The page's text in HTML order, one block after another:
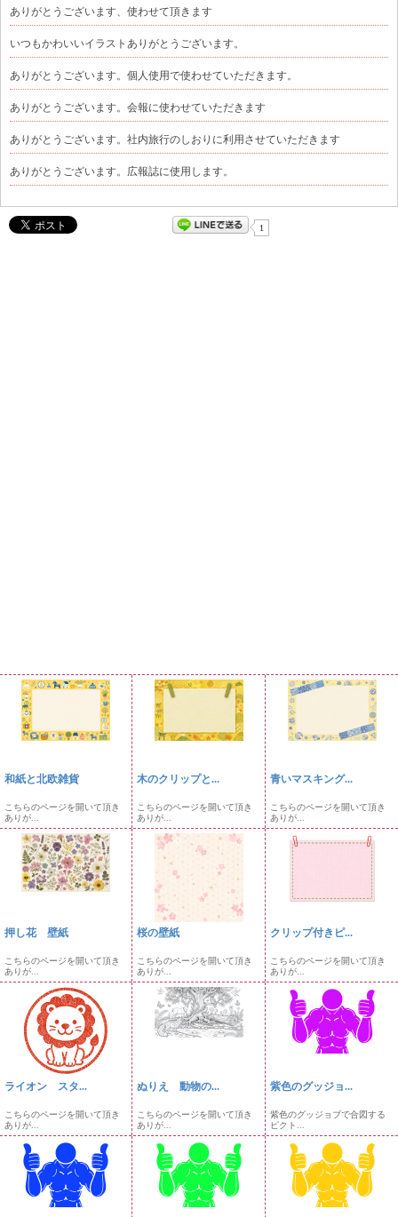
ありがとうございます、使わせて頂きます
いつもかわいいイラストありがとうございます。
ありがとうございます。個人使用で使わせていただきます。
ありがとうございます。会報に使わせていただきます
ありがとうございます。社内旅行のしおりに利用させていただきます
ありがとうございます。広報誌に使用します。
1
和紙と北欧雑貨
こちらのページを開いて頂き
ありが...
木のクリップと...
こちらのページを開いて頂き
ありが...
青いマスキング...
こちらのページを開いて頂き
ありが...
押し花 壁紙
こちらのページを開いて頂き
ありが...
桜の壁紙
こちらのページを開いて頂き
ありが...
クリップ付きピ...
こちらのページを開いて頂き
ありが...
ライオン スタ...
こちらのページを開いて頂き
ありが...
ぬりえ 動物の...
こちらのページを開いて頂き
ありが...
紫色のグッジョ...
紫色のグッジョブで合図する
ピクト...